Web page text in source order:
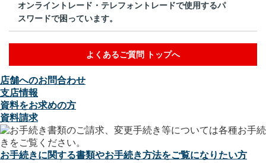
オンライントレード・テレフォントレードで使用するパ
スワードで困っています。
よくあるご質問 トップへ
店舗へのお問合わせ
支店情報
資料をお求めの方
資料請求
お手続きに関する書類やお手続き方法をご覧になりたい方